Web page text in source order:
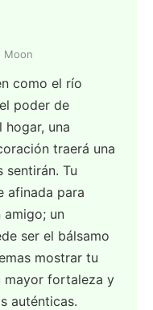
como el río
poder de
hogar, una
traerá una
sentirán. Tu
afinada para
amigo; un
ser el bálsamo
mostrar tu
mayor fortaleza y
auténticas.